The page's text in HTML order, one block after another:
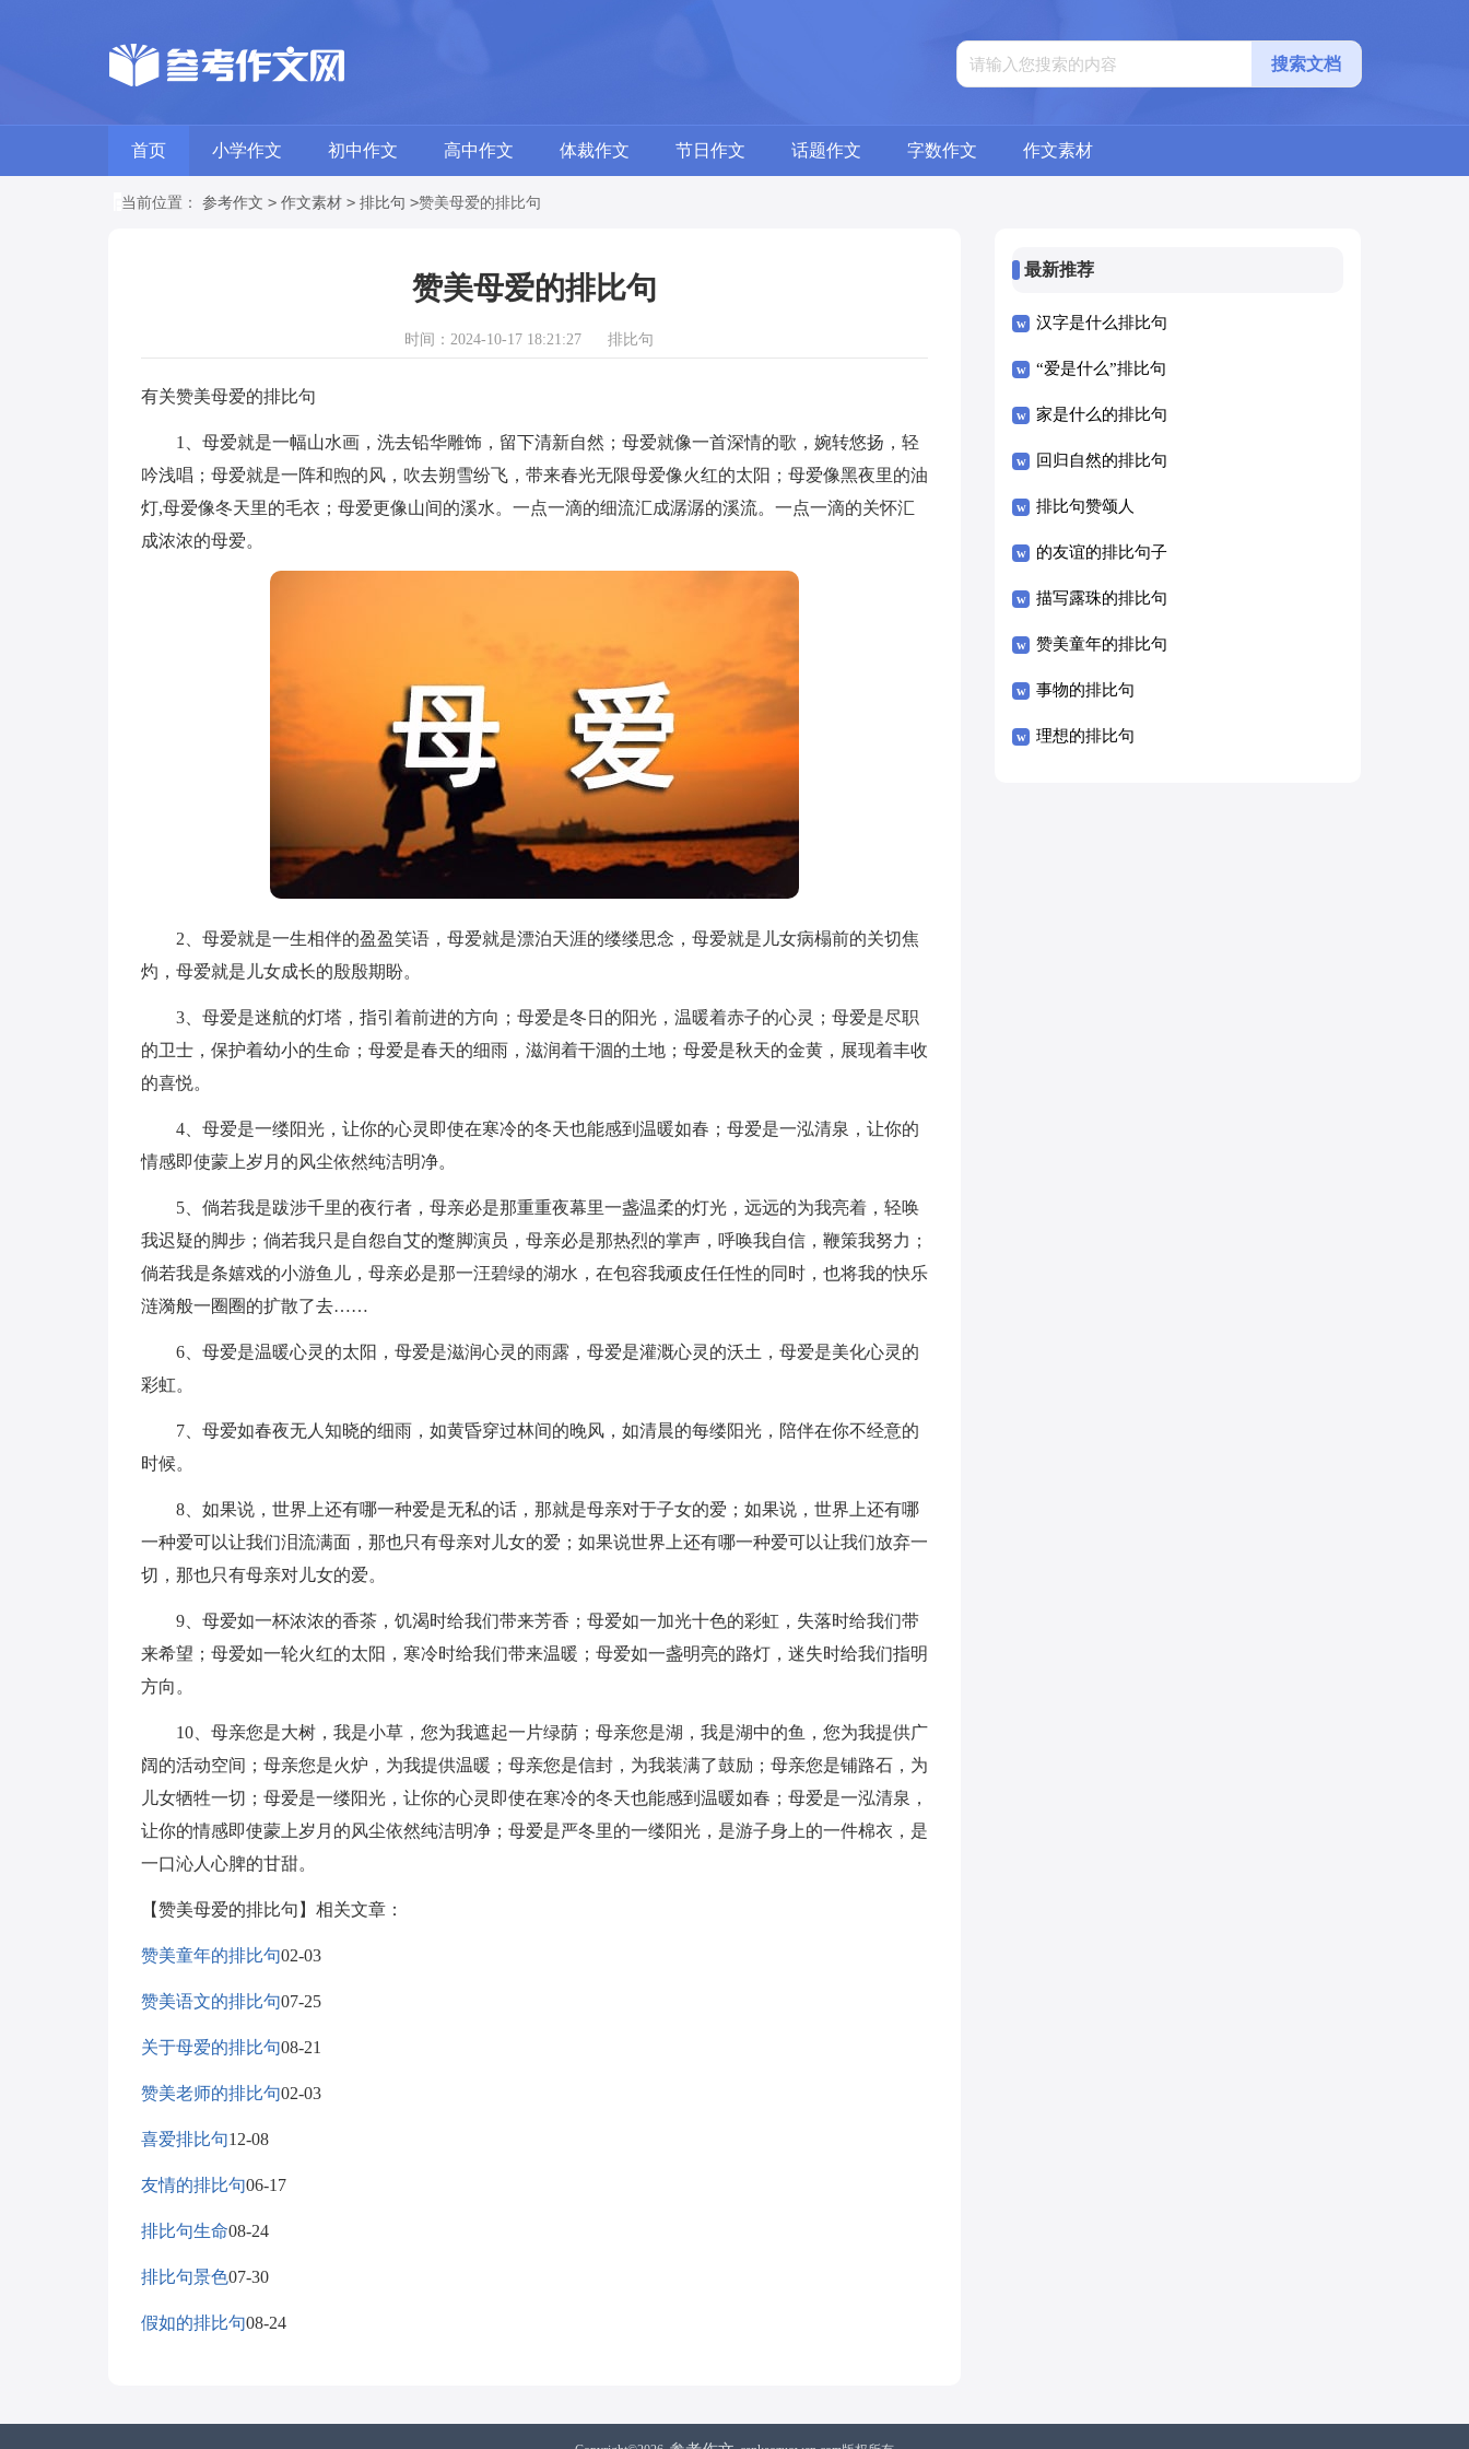
搜索文档
首页 小学作文 初中作文 高中作文 体裁作文 节日作文 话题作文 字数作文 作文素材
当前位置： 参考作文 > 作文素材 > 排比句 >赞美母爱的排比句
赞美母爱的排比句
时间：2024-10-17 18:21:27 排比句
有关赞美母爱的排比句
1、母爱就是一幅山水画，洗去铅华雕饰，留下清新自然；母爱就像一首深情的歌，婉转悠扬，轻
吟浅唱；母爱就是一阵和煦的风，吹去朔雪纷飞，带来春光无限母爱像火红的太阳；母爱像黑夜里的油
灯,母爱像冬天里的毛衣；母爱更像山间的溪水。一点一滴的细流汇成潺潺的溪流。一点一滴的关怀汇
成浓浓的母爱。
2、母爱就是一生相伴的盈盈笑语，母爱就是漂泊天涯的缕缕思念，母爱就是儿女病榻前的关切焦
灼，母爱就是儿女成长的殷殷期盼。
3、母爱是迷航的灯塔，指引着前进的方向；母爱是冬日的阳光，温暖着赤子的心灵；母爱是尽职
的卫士，保护着幼小的生命；母爱是春天的细雨，滋润着干涸的土地；母爱是秋天的金黄，展现着丰收
的喜悦。
4、母爱是一缕阳光，让你的心灵即使在寒冷的冬天也能感到温暖如春；母爱是一泓清泉，让你的
情感即使蒙上岁月的风尘依然纯洁明净。
5、倘若我是跋涉千里的夜行者，母亲必是那重重夜幕里一盏温柔的灯光，远远的为我亮着，轻唤
我迟疑的脚步；倘若我只是自怨自艾的蹩脚演员，母亲必是那热烈的掌声，呼唤我自信，鞭策我努力；
倘若我是条嬉戏的小游鱼儿，母亲必是那一汪碧绿的湖水，在包容我顽皮任任性的同时，也将我的快乐
涟漪般一圈圈的扩散了去……
6、母爱是温暖心灵的太阳，母爱是滋润心灵的雨露，母爱是灌溉心灵的沃土，母爱是美化心灵的
彩虹。
7、母爱如春夜无人知晓的细雨，如黄昏穿过林间的晚风，如清晨的每缕阳光，陪伴在你不经意的
时候。
8、如果说，世界上还有哪一种爱是无私的话，那就是母亲对于子女的爱；如果说，世界上还有哪
一种爱可以让我们泪流满面，那也只有母亲对儿女的爱；如果说世界上还有哪一种爱可以让我们放弃一
切，那也只有母亲对儿女的爱。
9、母爱如一杯浓浓的香茶，饥渴时给我们带来芳香；母爱如一加光十色的彩虹，失落时给我们带
来希望；母爱如一轮火红的太阳，寒冷时给我们带来温暖；母爱如一盏明亮的路灯，迷失时给我们指明
方向。
10、母亲您是大树，我是小草，您为我遮起一片绿荫；母亲您是湖，我是湖中的鱼，您为我提供广
阔的活动空间；母亲您是火炉，为我提供温暖；母亲您是信封，为我装满了鼓励；母亲您是铺路石，为
儿女牺牲一切；母爱是一缕阳光，让你的心灵即使在寒冷的冬天也能感到温暖如春；母爱是一泓清泉，
让你的情感即使蒙上岁月的风尘依然纯洁明净；母爱是严冬里的一缕阳光，是游子身上的一件棉衣，是
一口沁人心脾的甘甜。
【赞美母爱的排比句】相关文章：
赞美童年的排比句02-03
赞美语文的排比句07-25
关于母爱的排比句08-21
赞美老师的排比句02-03
喜爱排比句12-08
友情的排比句06-17
排比句生命08-24
排比句景色07-30
假如的排比句08-24
最新推荐
汉字是什么排比句
“爱是什么”排比句
家是什么的排比句
回归自然的排比句
排比句赞颂人
的友谊的排比句子
描写露珠的排比句
赞美童年的排比句
事物的排比句
理想的排比句